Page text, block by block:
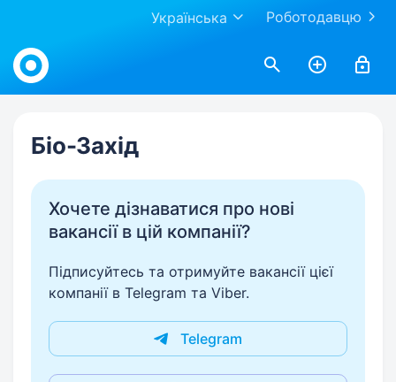
Роботодавцю
Українська
Work.ua
Бiо-Захiд
Хочете дізнаватися про нові
вакансії в цій компанії?
Підписуйтесь та отримуйте вакансії цієї
компанії в Telegram та Viber.
Telegram